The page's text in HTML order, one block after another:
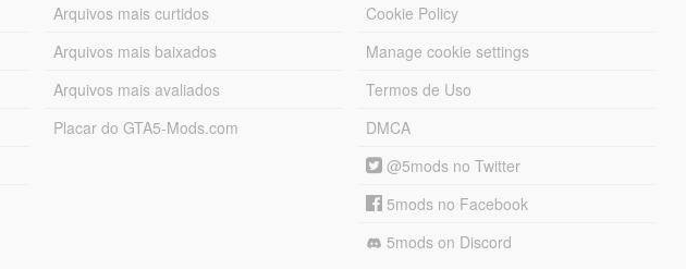
Arquivos mais curtidos
Arquivos mais baixados
Arquivos mais avaliados
Placar do GTA5-Mods.com
Cookie Policy
Manage cookie settings
Termos de Uso
DMCA
@5mods no Twitter
5mods no Facebook
5mods on Discord